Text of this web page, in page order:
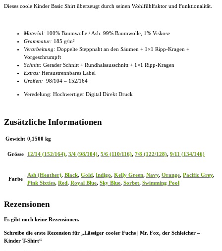
Dieses coole Kinder Basic Shirt überzeugt durch seinen Wohlfühlfaktor und Funktionalität.
Material: 100% Baumwolle / Ash: 99% Baumwolle, 1% Viskose
Grammatur: 185 g/m²
Verarbeitung: Doppelte Steppnaht an den Säumen + 1×1 Ripp-Kragen +
Vorgeschrumpft
Schnitt: Gerader Schnitt + Rundhalsausschnitt + 1×1 Ripp-Kragen
Extras: Heraustrennbares Label
Größen: 98/104 – 152/164
Veredelung: Hochwertiger Digital Direkt Druck
Zusätzliche Informationen
Gewicht 0,1500 kg
Grösse 12/14 (152/164), 3/4 (98/104), 5/6 (110/116), 7/8 (122/128), 9/11 (134/146)
Farbe
Ash (Heather), Black, Gold, Indigo, Kelly Green, Navy, Orange, Pacific Grey,
Pink Sixties, Red, Royal Blue, Sky Blue, Sorbet, Swimming Pool
Rezensionen
Es gibt noch keine Rezensionen.
Schreibe die erste Rezension für „Lässiger cooler Fuchs | Mr. Fox, der Schleicher –
Kinder T-Shirt“